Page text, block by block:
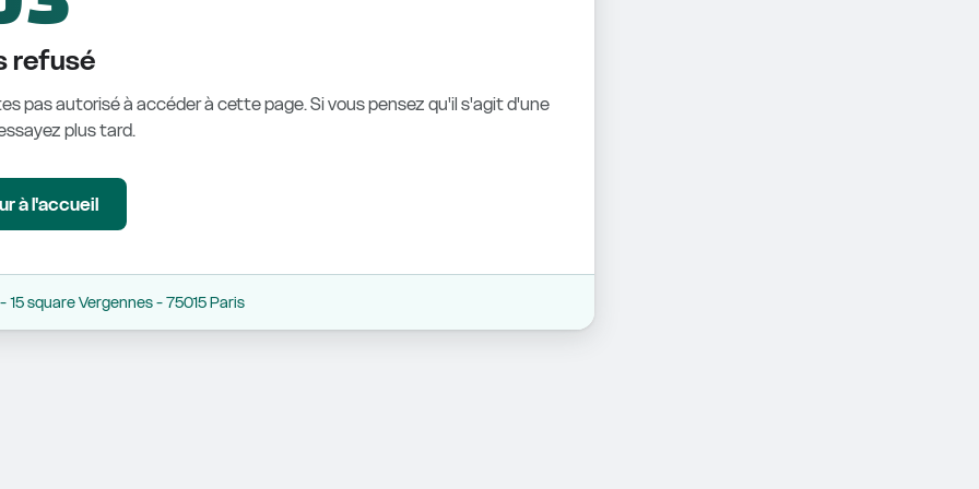
refusé
pas autorisé à accéder à cette page. Si vous pensez qu'il s'agit d'une
plus tard.
à l'accueil
15 square Vergennes - 75015 Paris